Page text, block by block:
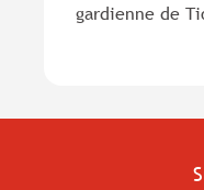
gardienne de